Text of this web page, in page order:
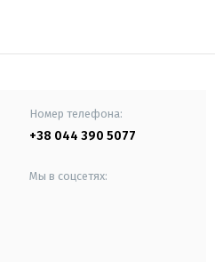
Номер телефона:
+38 044 390 5077
Мы в соцсетях: